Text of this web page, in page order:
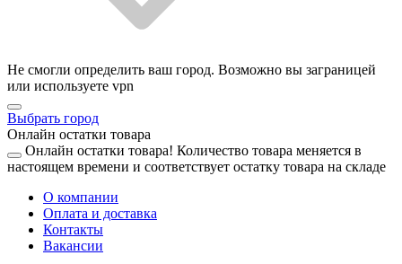
Не смогли определить ваш город. Возможно вы заграницей
или используете vpn
Выбрать город
Онлайн остатки товара
Онлайн остатки товара! Количество товара меняется в
настоящем времени и соответствует остатку товара на складе
О компании
Оплата и доставка
Контакты
Вакансии